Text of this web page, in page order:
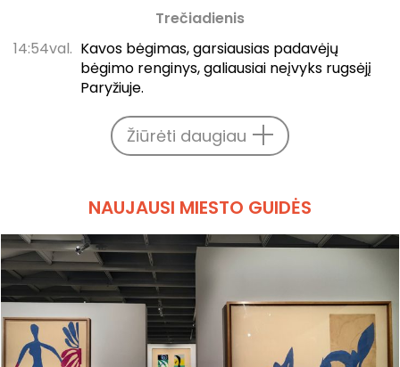
Trečiadienis
14:54val. Kavos bėgimas, garsiausias padavėjų
bėgimo renginys, galiausiai neįvyks rugsėjį
Paryžiuje.
Žiūrėti daugiau
NAUJAUSI MIESTO GUIDĖS